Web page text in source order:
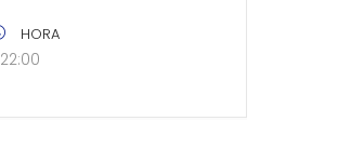
HORA
22:00